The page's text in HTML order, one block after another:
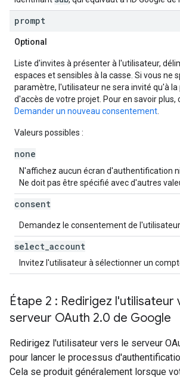
prompt
Optional
Liste d'invites à présenter à l'utilisateur,
espaces et sensibles à la casse. Si vous ne
paramètre, l'utilisateur ne sera invité qu'à
d'accès de votre projet. Pour en savoir plus,
Demander un nouveau consentement
Valeurs possibles :
none
N'affichez aucun écran d'authentification
Ne doit pas être spécifié avec d'autres
consent
Demandez le consentement de l'utilisateur.
select account
Invitez l'utilisateur à sélectionner un
Étape 2 : Redirigez l'utilisateur
serveur OAuth 2.0 de Google
Redirigez l'utilisateur vers le serveur
pour lancer le processus
Cela se produit généralement lorsque